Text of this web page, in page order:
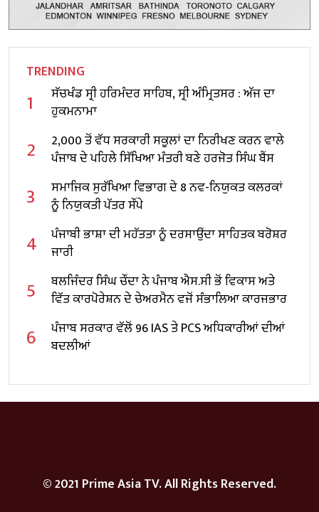
TRENDING
1
ਸੱਚਖੰਡ ਸ੍ਰੀ ਹਰਿਮੰਦਰ ਸਾਹਿਬ, ਸ੍ਰੀ ਅੰਮ੍ਰਿਤਸਰ : ਅੱਜ ਦਾ
ਹੁਕਮਨਾਮਾ
2
2,000 ਤੋਂ ਵੱਧ ਸਰਕਾਰੀ ਸਕੂਲਾਂ ਦਾ ਨਿਰੀਖਣ ਕਰਨ ਵਾਲੇ
ਪੰਜਾਬ ਦੇ ਪਹਿਲੇ ਸਿੱਖਿਆ ਮੰਤਰੀ ਬਣੇ ਹਰਜੋਤ ਸਿੰਘ ਬੈਂਸ
3
ਸਮਾਜਿਕ ਸੁਰੱਖਿਆ ਵਿਭਾਗ ਦੇ 8 ਨਵ-ਨਿਯੁਕਤ ਕਲਰਕਾਂ
ਨੂੰ ਨਿਯੁਕਤੀ ਪੱਤਰ ਸੌਂਪੇ
4
ਪੰਜਾਬੀ ਭਾਸ਼ਾ ਦੀ ਮਹੱਤਤਾ ਨੂੰ ਦਰਸਾਉਂਦਾ ਸਾਹਿਤਕ ਬਰੋਸ਼ਰ
ਜਾਰੀ
5
ਬਲਜਿੰਦਰ ਸਿੰਘ ਚੌਂਦਾ ਨੇ ਪੰਜਾਬ ਐਸ.ਸੀ ਭੋਂ ਵਿਕਾਸ ਅਤੇ
ਵਿੱਤ ਕਾਰਪੋਰੇਸ਼ਨ ਦੇ ਚੇਅਰਮੈਨ ਵਜੋਂ ਸੰਭਾਲਿਆ ਕਾਰਜਭਾਰ
6
ਪੰਜਾਬ ਸਰਕਾਰ ਵੱਲੋਂ 96 IAS ਤੇ PCS ਅਧਿਕਾਰੀਆਂ ਦੀਆਂ
ਬਦਲੀਆਂ
© 2021 Prime Asia TV. All Rights Reserved.